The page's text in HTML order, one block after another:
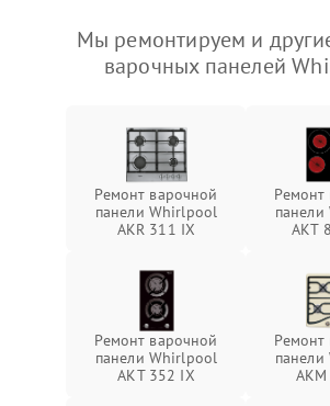
Мы ремонтируем и
варочных панелей
Ремонт варочной
панели Whirlpool
AKR 311 IX
Ремонт
AKT
Ремонт варочной
панели Whirlpool
AKT 352 IX
Ремонт